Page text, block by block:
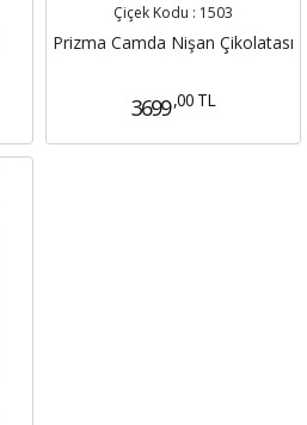
Çiçek Kodu : 1503
Prizma Camda Nişan Çikolatası
3699 ,00 TL